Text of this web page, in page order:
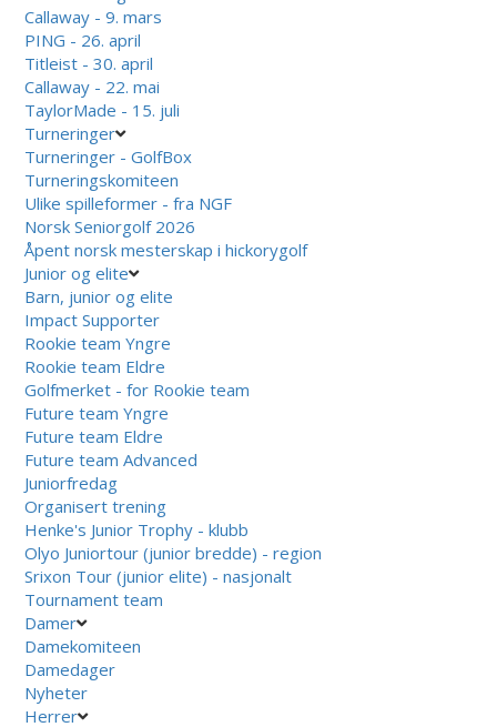
Callaway - 9. mars
PING - 26. april
Titleist - 30. april
Callaway - 22. mai
TaylorMade - 15. juli
Turneringer
Turneringer - GolfBox
Turneringskomiteen
Ulike spilleformer - fra NGF
Norsk Seniorgolf 2026
Åpent norsk mesterskap i hickorygolf
Junior og elite
Barn, junior og elite
Impact Supporter
Rookie team Yngre
Rookie team Eldre
Golfmerket - for Rookie team
Future team Yngre
Future team Eldre
Future team Advanced
Juniorfredag
Organisert trening
Henke's Junior Trophy - klubb
Olyo Juniortour (junior bredde) - region
Srixon Tour (junior elite) - nasjonalt
Tournament team
Damer
Damekomiteen
Damedager
Nyheter
Herrer